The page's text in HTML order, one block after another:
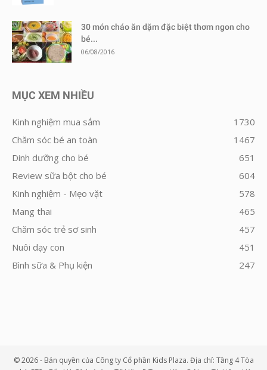
30 món cháo ăn dặm đặc biệt thơm ngon cho
bé...
06/08/2016
MỤC XEM NHIỀU
Kinh nghiệm mua sắm
1730
Chăm sóc bé an toàn
1467
Dinh dưỡng cho bé
651
Review sữa bột cho bé
604
Kinh nghiệm - Mẹo vặt
578
Mang thai
465
Chăm sóc trẻ sơ sinh
457
Nuôi dạy con
451
Bình sữa & Phụ kiện
247
© 2026 - Bản quyền của Công ty Cổ phần Kids Plaza. Địa chỉ: Tầng 4 Tòa